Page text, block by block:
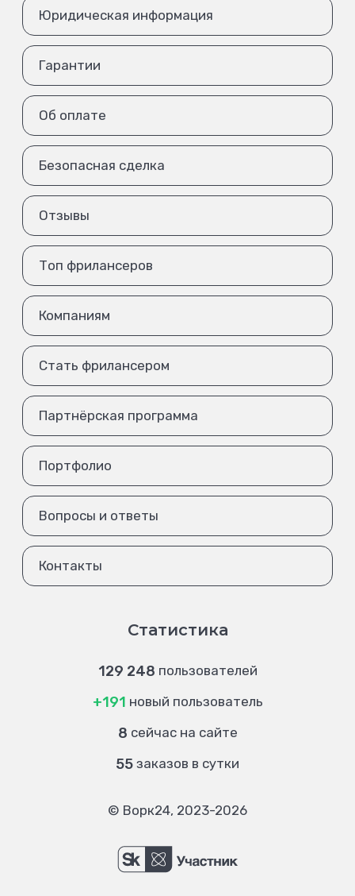
Юридическая информация
Гарантии
Об оплате
Безопасная сделка
Отзывы
Топ фрилансеров
Компаниям
Стать фрилансером
Партнёрская программа
Портфолио
Вопросы и ответы
Контакты
Статистика
129 248 пользователей
+191 новый пользователь
8 сейчас на сайте
55 заказов в сутки
© Ворк24, 2023-2026